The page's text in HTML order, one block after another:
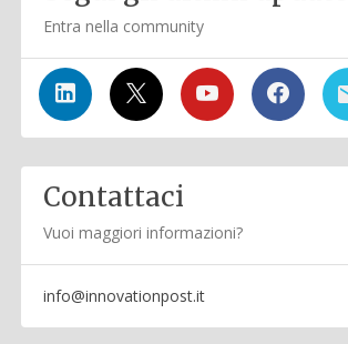
Entra nella community
Contattaci
Vuoi maggiori informazioni?
info@innovationpost.it